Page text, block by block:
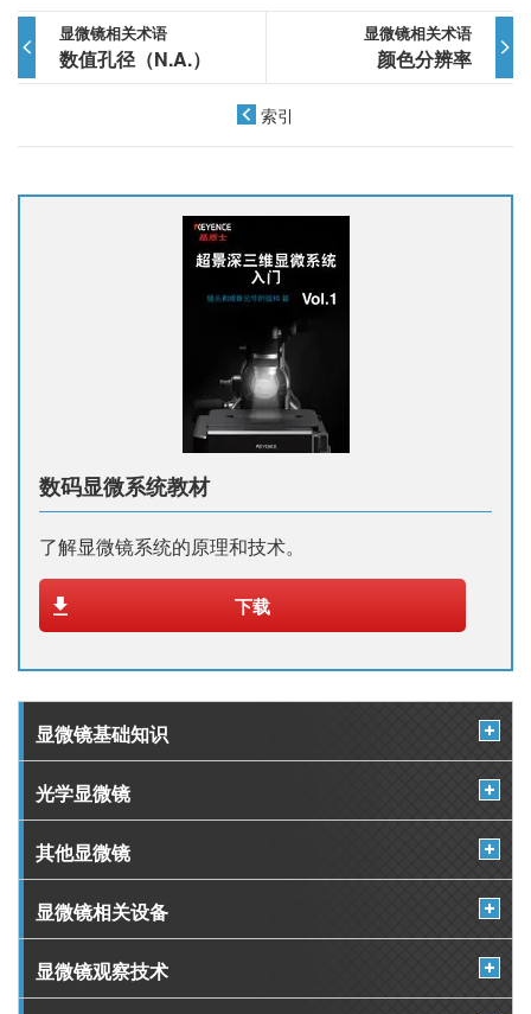
显微镜相关术语
数值孔径（N.A.）
显微镜相关术语
颜色分辨率
索引
数码显微系统教材
了解显微镜系统的原理和技术。
下载
显微镜基础知识
光学显微镜
其他显微镜
显微镜相关设备
显微镜观察技术